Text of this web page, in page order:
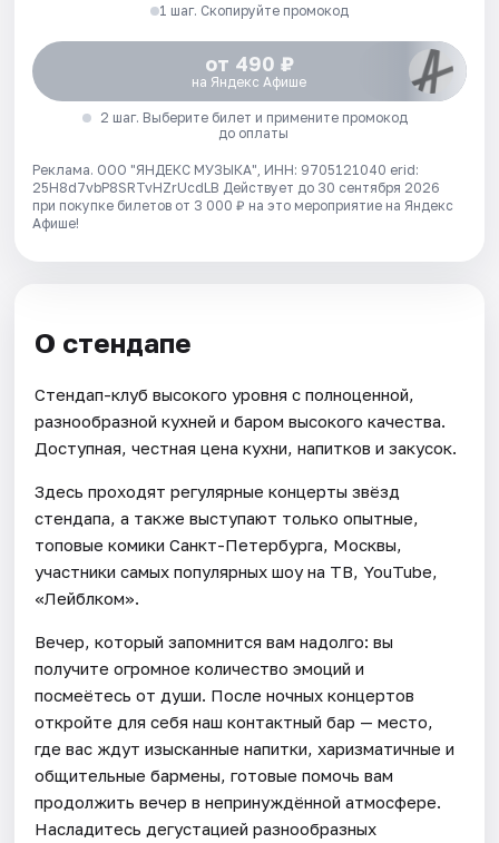
1 шаг. Скопируйте промокод
от 490 ₽
на Яндекс Афише
2 шаг. Выберите билет и примените промокод
до оплаты
Реклама. ООО "ЯНДЕКС МУЗЫКА", ИНН: 9705121040 erid:
25H8d7vbP8SRTvHZrUcdLB Действует до 30 сентября 2026
при покупке билетов от 3 000 ₽ на это мероприятие на Яндекс
Афише!
О стендапе
Стендап-клуб высокого уровня с полноценной,
разнообразной кухней и баром высокого качества.
Доступная, честная цена кухни, напитков и закусок.
Здесь проходят регулярные концерты звёзд
стендапа, а также выступают только опытные,
топовые комики Санкт-Петербурга, Москвы,
участники самых популярных шоу на ТВ, YouTube,
«Лейблком».
Вечер, который запомнится вам надолго: вы
получите огромное количество эмоций и
посмеётесь от души. После ночных концертов
откройте для себя наш контактный бар — место,
где вас ждут изысканные напитки, харизматичные и
общительные бармены, готовые помочь вам
продолжить вечер в непринуждённой атмосфере.
Насладитесь дегустацией разнообразных